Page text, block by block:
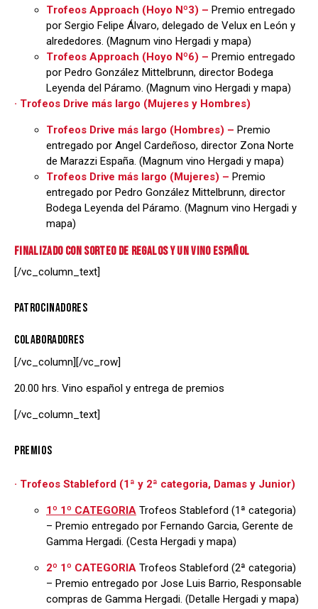
Trofeos Approach (Hoyo Nº3) – Premio entregado
por Sergio Felipe Álvaro, delegado de Velux en León y
alrededores. (Magnum vino Hergadi y mapa)
Trofeos Approach (Hoyo Nº6) – Premio entregado
por Pedro González Mittelbrunn, director Bodega
Leyenda del Páramo. (Magnum vino Hergadi y mapa)
· Trofeos Drive más largo (Mujeres y Hombres)
Trofeos Drive más largo (Hombres) – Premio
entregado por Angel Cardeñoso, director Zona Norte
de Marazzi España. (Magnum vino Hergadi y mapa)
Trofeos Drive más largo (Mujeres) – Premio
entregado por Pedro González Mittelbrunn, director
Bodega Leyenda del Páramo. (Magnum vino Hergadi y
mapa)
FINALIZADO CON SORTEO DE REGALOS Y UN VINO ESPAÑOL
[/vc_column_text]
PATROCINADORES
COLABORADORES
[/vc_column][/vc_row]
20.00 hrs. Vino español y entrega de premios
[/vc_column_text]
PREMIOS
· Trofeos Stableford (1ª y 2ª categoria, Damas y Junior)
1º 1º CATEGORIA Trofeos Stableford (1ª categoria)
– Premio entregado por Fernando Garcia, Gerente de
Gamma Hergadi. (Cesta Hergadi y mapa)
2º 1º CATEGORIA Trofeos Stableford (2ª categoria)
– Premio entregado por Jose Luis Barrio, Responsable
compras de Gamma Hergadi. (Detalle Hergadi y mapa)